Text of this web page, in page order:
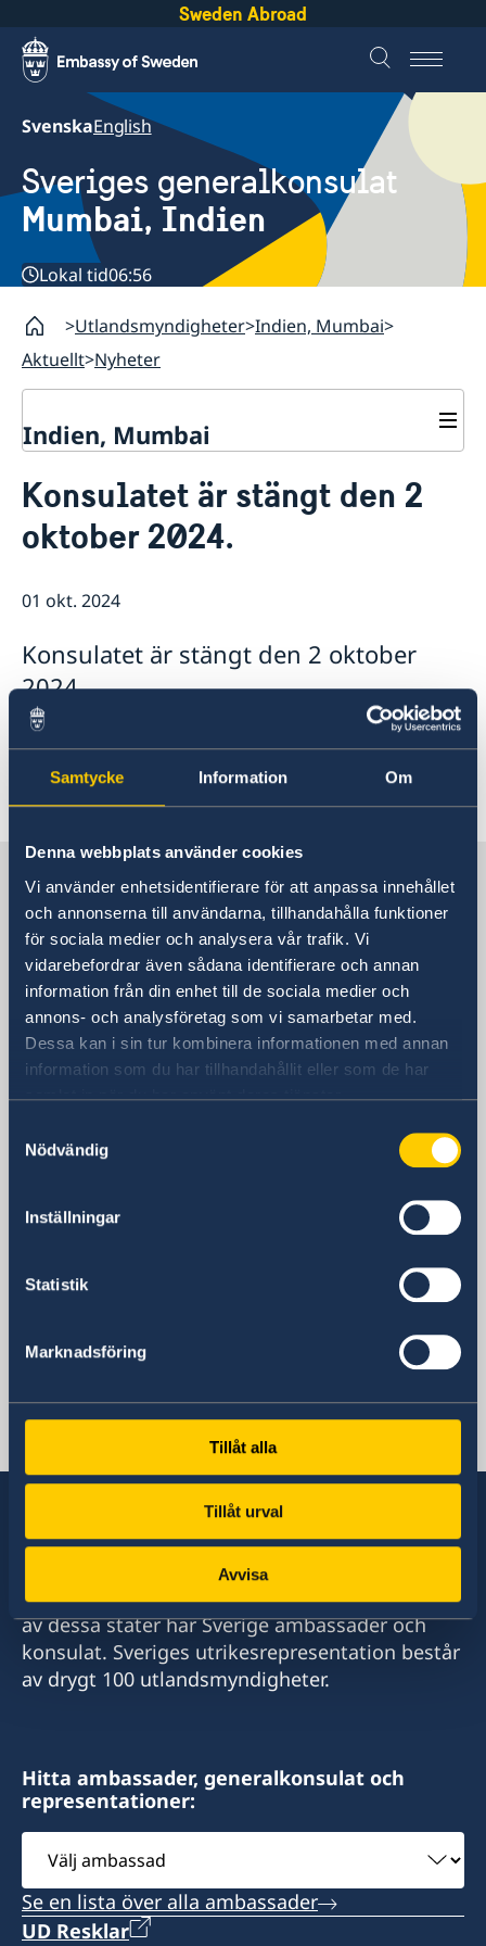
Samtycke Information Om
Denna webbplats använder cookies
Vi använder enhetsidentifierare för att anpassa innehållet
och annonserna till användarna, tillhandahålla funktioner
för sociala medier och analysera vår trafik. Vi
vidarebefordrar även sådana identifierare och annan
information från din enhet till de sociala medier och
annons- och analysföretag som vi samarbetar med.
Dessa kan i sin tur kombinera informationen med annan
information som du har tillhandahållit eller som de har
samlat in när du har använt deras tjänster.
Nödvändig
Inställningar
Statistik
Marknadsföring
Tillåt alla
Tillåt urval
Avvisa
Sweden Abroad
SvenskaEnglish
Sveriges generalkonsulat
Mumbai, Indien
Lokal tid06:56
Utlandsmyndigheter Indien, Mumbai
Aktuellt Nyheter
Indien, Mumbai
Om oss
Personal
Affärsguide Sverige–Indien 2025
Rösta i Indien
Så stöttar vi svenska företag
Team Sweden
Svenska företag i Indien
Anmäl handelshinder
Nyheter
Konsulatet är stängt den 2
oktober 2024.
01 okt. 2024
Konsulatet är stängt den 2 oktober
2024.
Konsulatet är stängt den 2 oktober 2024.
Senast uppdaterad 01 okt. 2024, 12.46
Sverige i Indien
Generalkonsulat
Besöksadress
Consulate General of Sweden
Unit No. 1403, 14th Floor
One Unity Center
Senapati Bapat Marg
Mumbai, 400 013
Consulate General of Sweden
Senapati Bapat Marg
Mumbai, 400 013
+91 98195 14916
E-postadress
consulategeneral.mumbai@gov.se
Sverige har diplomatiska förbindelser med i
stort sett alla stater i världen. I ungefär hälften
av dessa stater har Sverige ambassader och
konsulat. Sveriges utrikesrepresentation består
av drygt 100 utlandsmyndigheter.
Hitta ambassader, generalkonsulat och
representationer:
Välj
ambassad
Se en lista över alla ambassader
UD Resklar